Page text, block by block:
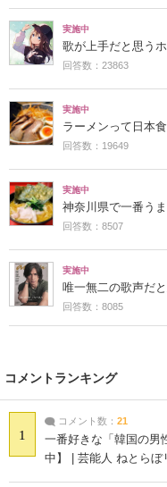
実施中
歌が上手だと思う
回答数：23863
実施中
ラーメンって日本
回答数：19649
実施中
神奈川県で一番う
回答数：8507
実施中
唯一無二の歌声だ
回答数：8085
コメントランキング
1
コメント数： 21
一番好きな「韓国の男
中】 | 芸能人 ねとらぼ